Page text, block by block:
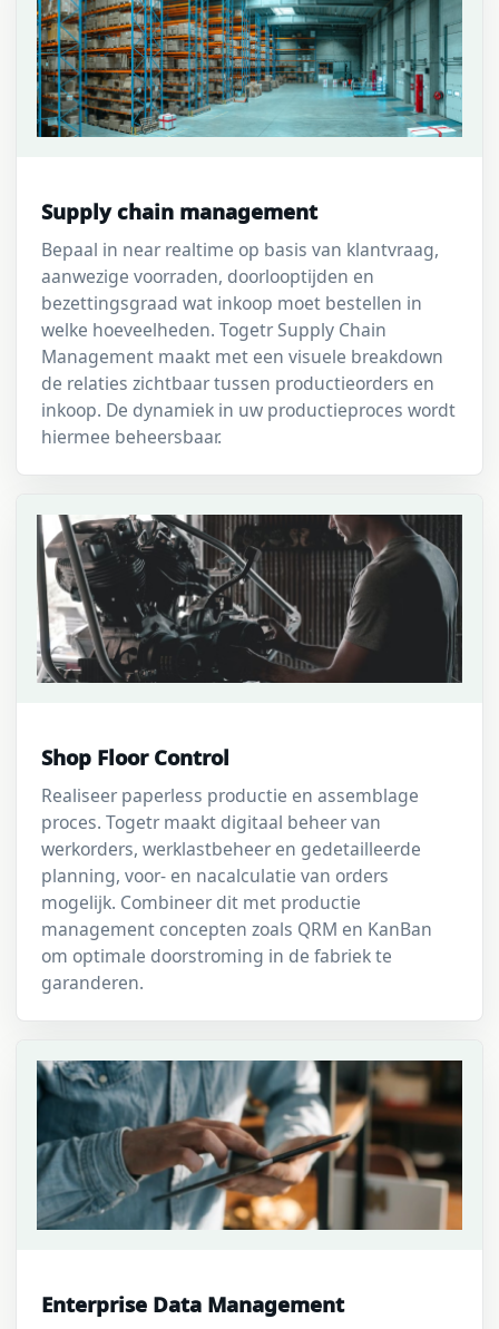
Supply chain management
Bepaal in near realtime op basis van klantvraag,
aanwezige voorraden, doorlooptijden en
bezettingsgraad wat inkoop moet bestellen in
welke hoeveelheden. Togetr Supply Chain
Management maakt met een visuele breakdown
de relaties zichtbaar tussen productieorders en
inkoop. De dynamiek in uw productieproces wordt
hiermee beheersbaar.
Shop Floor Control
Realiseer paperless productie en assemblage
proces. Togetr maakt digitaal beheer van
werkorders, werklastbeheer en gedetailleerde
planning, voor- en nacalculatie van orders
mogelijk. Combineer dit met productie
management concepten zoals QRM en KanBan
om optimale doorstroming in de fabriek te
garanderen.
Enterprise Data Management